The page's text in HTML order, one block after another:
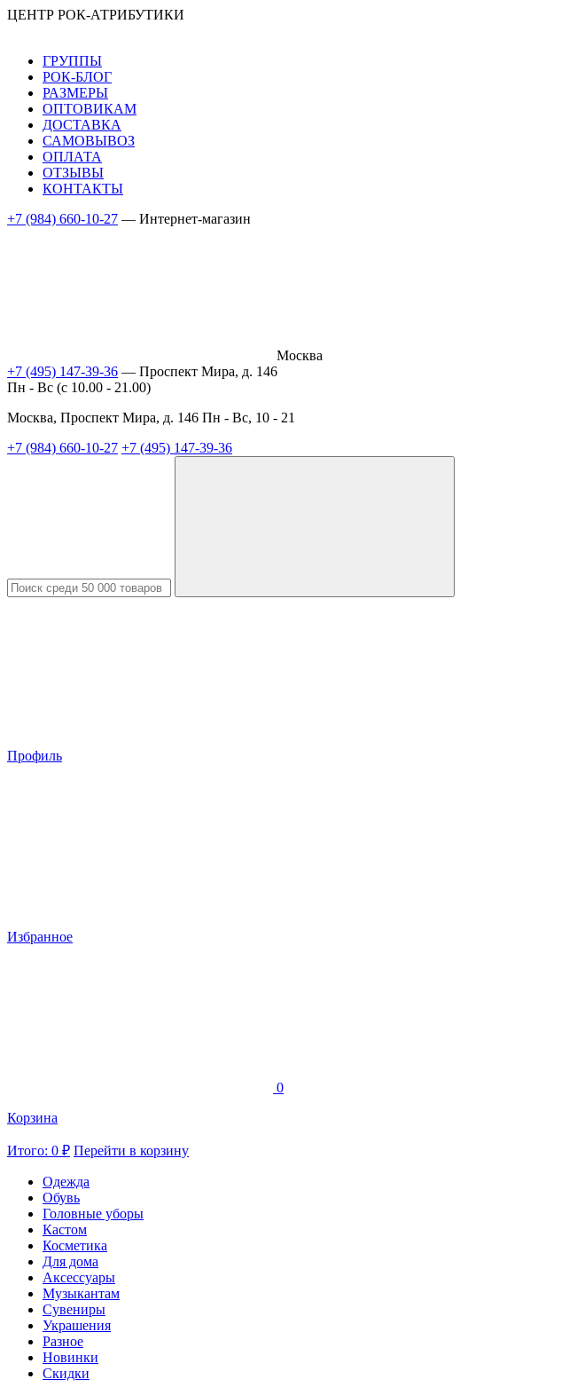
ЦЕНТР РОК-АТРИБУТИКИ
ГРУППЫ
РОК-БЛОГ
РАЗМЕРЫ
ОПТОВИКАМ
ДОСТАВКА
САМОВЫВОЗ
ОПЛАТА
ОТЗЫВЫ
КОНТАКТЫ
+7 (984) 660-10-27 — Интернет-магазин
Москва
+7 (495) 147-39-36 — Проспект Мира, д. 146
Пн - Вс (c 10.00 - 21.00)
Москва, Проспект Мира, д. 146 Пн - Вс, 10 - 21
+7 (984) 660-10-27 +7 (495) 147-39-36
Профиль
Избранное
0
Корзина
Итого: 0 ₽ Перейти в корзину
Одежда
Обувь
Головные уборы
Кастом
Косметика
Для дома
Аксессуары
Музыкантам
Сувениры
Украшения
Разное
Новинки
Скидки